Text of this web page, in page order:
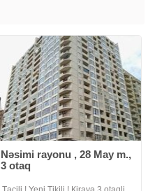
Nəsimi rayonu , 28 May m.,
3 otaq